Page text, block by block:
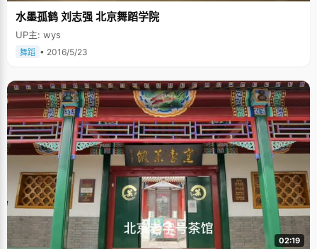
水墨孤鹤 刘志强 北京舞蹈学院
UP主: wys
舞蹈 • 2016/5/23
02:19